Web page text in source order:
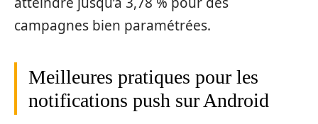
campagnes bien paramétrées.
Meilleures pratiques pour les
notifications push sur Android